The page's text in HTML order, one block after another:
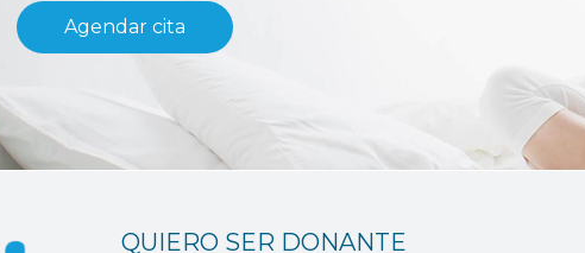
Agendar cita
QUIERO SER DONANTE